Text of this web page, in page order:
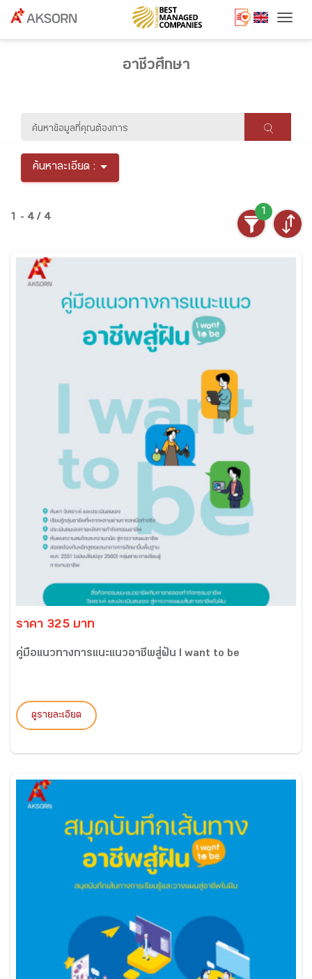
อาชีวศึกษา
ค้นหาละเอียด :
1 - 4 / 4
1
ราคา 325 บาท
คู่มือแนวทางการแนะแนวอาชีพสู่ฝัน I want to be
ดูรายละเอียด